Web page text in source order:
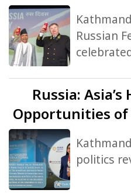
Russian
Russia:
Opportunities
politics